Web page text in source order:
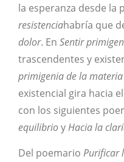
la esperanza desde la
resistenciahabría que
dolor. En Sentir
trascendentes y
primigenia de la materia
existencial gira hacia
con los siguientes
equilibrioyHacia la
Del poemario Purificar